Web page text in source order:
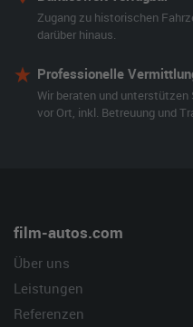
Zugang zu historischen
darüber hinaus.
Professionelle
Wir beraten und unterstützen
vor Ort, inkl. Betreuung und
film-autos.com
Über uns
Leistungen
Referenzen